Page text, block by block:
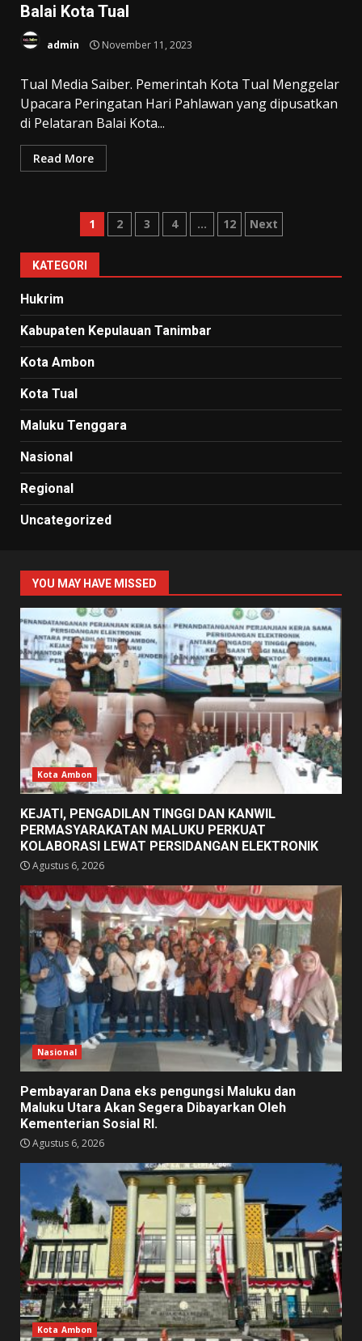
Balai Kota Tual
admin November 11, 2023
Tual Media Saiber. Pemerintah Kota Tual Menggelar
Upacara Peringatan Hari Pahlawan yang dipusatkan
di Pelataran Balai Kota...
Read More
Paginasi
pos
1 2 3 4 … 12 Next
KATEGORI
Hukrim
Kabupaten Kepulauan Tanimbar
Kota Ambon
Kota Tual
Maluku Tenggara
Nasional
Regional
Uncategorized
YOU MAY HAVE MISSED
Kota Ambon
KEJATI, PENGADILAN TINGGI DAN KANWIL
PERMASYARAKATAN MALUKU PERKUAT
KOLABORASI LEWAT PERSIDANGAN ELEKTRONIK
Agustus 6, 2026
Nasional
Pembayaran Dana eks pengungsi Maluku dan
Maluku Utara Akan Segera Dibayarkan Oleh
Kementerian Sosial RI.
Agustus 6, 2026
Kota Ambon